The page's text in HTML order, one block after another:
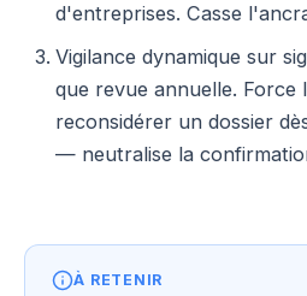
d'entreprises. Casse
Vigilance dynamique sur
que revue annuelle. Force
reconsidérer un dossier
— neutralise la
À RETENIR